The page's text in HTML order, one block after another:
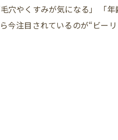
穴やくすみが気になる」 「
今注目されているのが“ビー